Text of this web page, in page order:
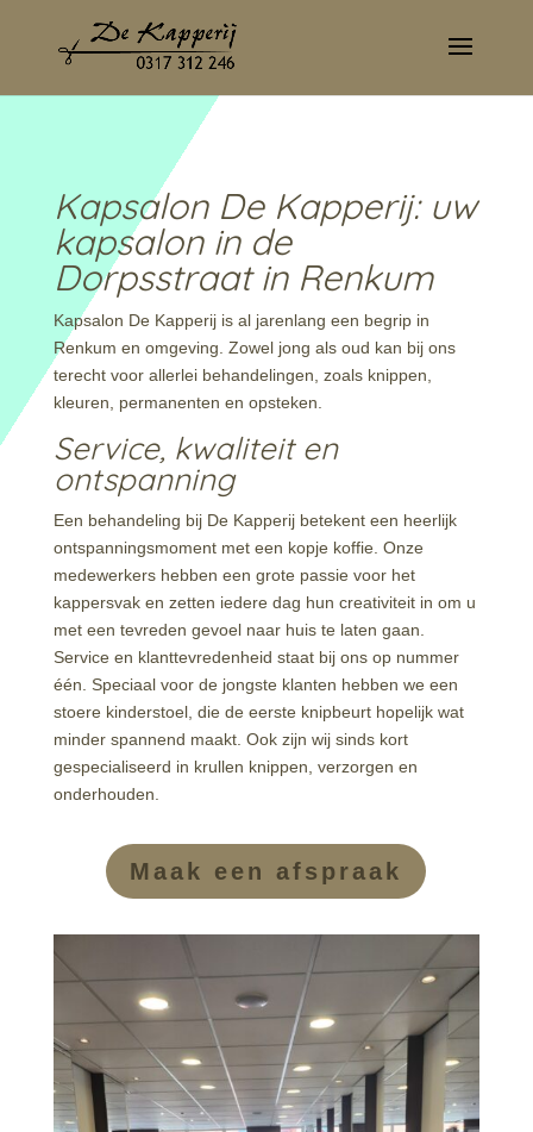
Kapsalon De Kapperij: uw
kapsalon in de
Dorpsstraat in Renkum
Kapsalon De Kapperij is al jarenlang een begrip in
Renkum en omgeving. Zowel jong als oud kan bij ons
terecht voor allerlei behandelingen, zoals knippen,
kleuren, permanenten en opsteken.
Service, kwaliteit en
ontspanning
Een behandeling bij De Kapperij betekent een heerlijk
ontspanningsmoment met een kopje koffie. Onze
medewerkers hebben een grote passie voor het
kappersvak en zetten iedere dag hun creativiteit in om u
met een tevreden gevoel naar huis te laten gaan.
Service en klanttevredenheid staat bij ons op nummer
één. Speciaal voor de jongste klanten hebben we een
stoere kinderstoel, die de eerste knipbeurt hopelijk wat
minder spannend maakt. Ook zijn wij sinds kort
gespecialiseerd in krullen knippen, verzorgen en
onderhouden.
Maak een afspraak